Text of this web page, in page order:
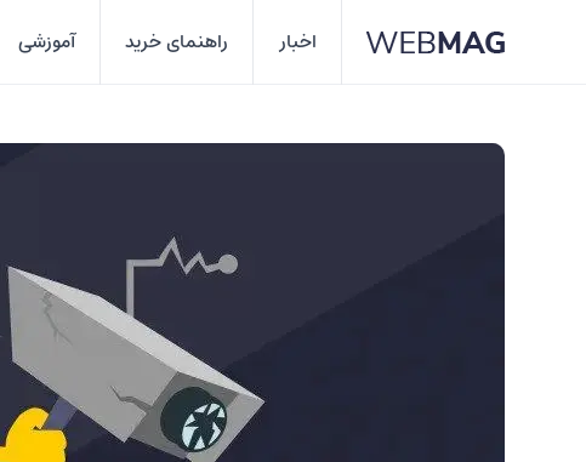
اخبار راهنمای خرید آموزشی